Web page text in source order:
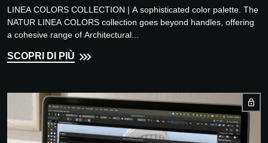
LINEA COLORS COLLECTION | A sophisticated color palette. The
NATUR LINEA COLORS collection goes beyond handles, offering
a cohesive range of Architectural...
SCOPRI DI PIÙ